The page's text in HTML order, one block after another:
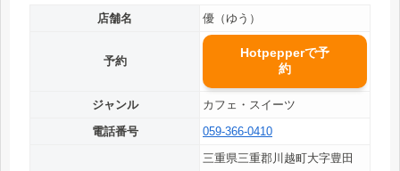
店舗名 優（ゆう）
予約
Hotpepperで予
約
ジャンル
カフェ・スイーツ
電話番号
059-366-0410
三重県三重郡川越町大字豊田